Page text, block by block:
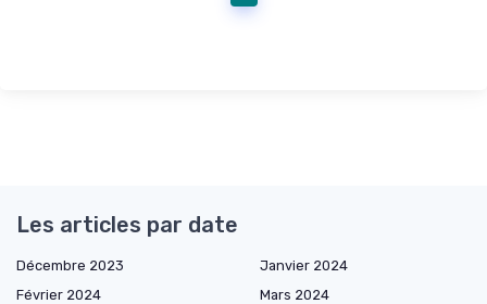
Les articles par date
Décembre 2023
Janvier 2024
Février 2024
Mars 2024